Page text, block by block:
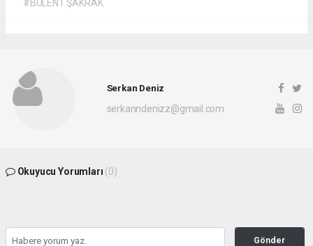
#BÜLENT ŞAKRAK
Serkan Deniz
serkanndenizz@gmail.com
Okuyucu Yorumları (0)
Gönder